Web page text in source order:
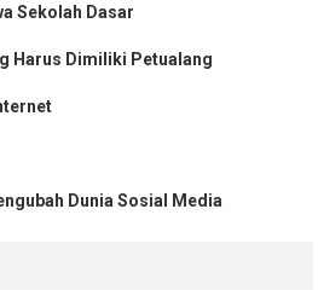
Sekolah Dasar
Harus Dimiliki Petualang
Dunia Sosial Media